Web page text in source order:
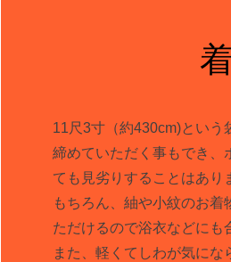
11尺3寸（約430cm)という
締めていただく事もでき、
ても見劣りすることはあり
もちろん、紬や小紋のお着
ただけるので浴衣などにも
また、軽くてしわが気に